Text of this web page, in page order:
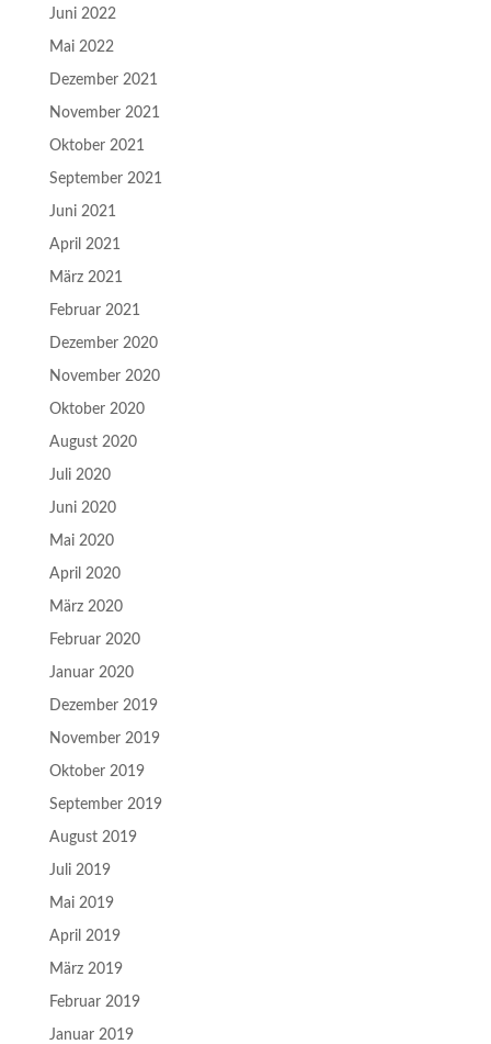
Juni 2022
Mai 2022
Dezember 2021
November 2021
Oktober 2021
September 2021
Juni 2021
April 2021
März 2021
Februar 2021
Dezember 2020
November 2020
Oktober 2020
August 2020
Juli 2020
Juni 2020
Mai 2020
April 2020
März 2020
Februar 2020
Januar 2020
Dezember 2019
November 2019
Oktober 2019
September 2019
August 2019
Juli 2019
Mai 2019
April 2019
März 2019
Februar 2019
Januar 2019